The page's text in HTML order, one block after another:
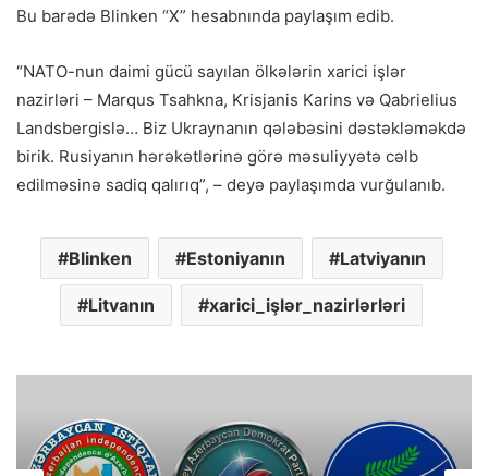
Bu barədə Blinken “X” hesabnında paylaşım edib.
“NATO-nun daimi gücü sayılan ölkələrin xarici işlər
nazirləri – Marqus Tsahkna, Krisjanis Karins və Qabrielius
Landsbergislə… Biz Ukraynanın qələbəsini dəstəkləməkdə
birik. Rusiyanın hərəkətlərinə görə məsuliyyətə cəlb
edilməsinə sadiq qalırıq”, – deyə paylaşımda vurğulanıb.
Blinken Estoniyanın Latviyanın
Litvanın xarici_işlər_nazirlərləri